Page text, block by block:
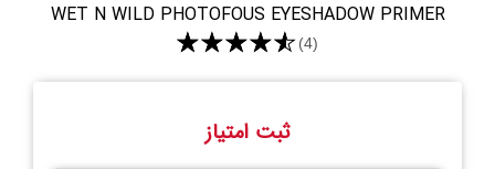
WET N WILD PHOTOFOUS EYESHADOW PRIMER
★★★★★(4)
ثبت امتیاز